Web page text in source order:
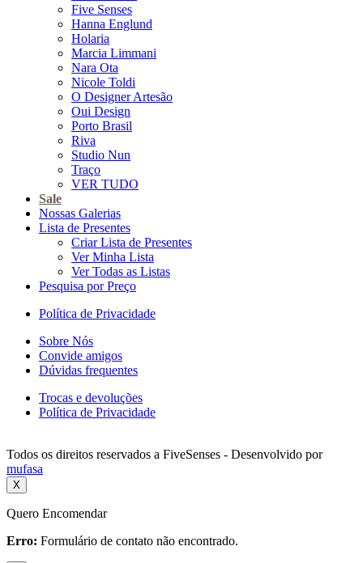
Five Senses
Hanna Englund
Holaria
Marcia Limmani
Nara Ota
Nicole Toldi
O Designer Artesão
Oui Design
Porto Brasil
Riva
Studio Nun
Traço
VER TUDO
Sale
Nossas Galerias
Lista de Presentes
Criar Lista de Presentes
Ver Minha Lista
Ver Todas as Listas
Pesquisa por Preço
Política de Privacidade
Sobre Nós
Convide amigos
Dúvidas frequentes
Trocas e devoluções
Política de Privacidade
Todos os direitos reservados a FiveSenses - Desenvolvido por
mufasa
X
Quero Encomendar
Erro: Formulário de contato não encontrado.